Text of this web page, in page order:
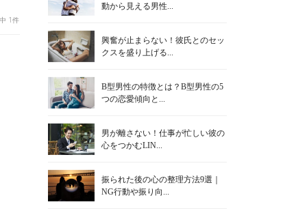
1件
動から見える男性...
興奮が止まらない！彼氏とのセッ
クスを盛り上げる...
B型男性の特徴とは？B型男性の5
つの恋愛傾向と...
男が離さない！仕事が忙しい彼の
心をつかむLIN...
振られた後の心の整理方法9選｜
NG行動や振り向...